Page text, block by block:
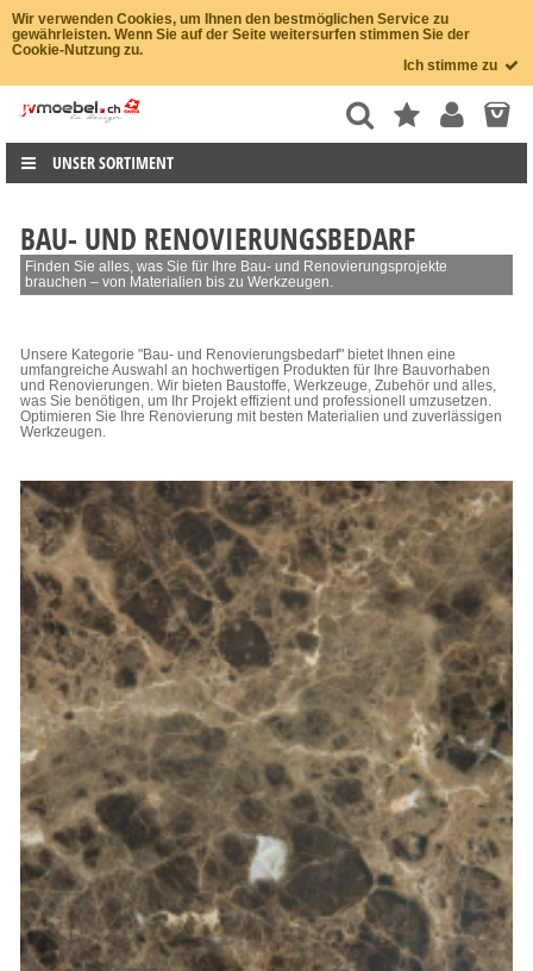
Wir verwenden Cookies, um Ihnen den bestmöglichen Service zu
gewährleisten. Wenn Sie auf der Seite weitersurfen stimmen Sie der
Cookie-Nutzung zu.
Ich stimme zu
UNSER SORTIMENT
BAU- UND RENOVIERUNGSBEDARF
Finden Sie alles, was Sie für Ihre Bau- und Renovierungsprojekte
brauchen – von Materialien bis zu Werkzeugen.
Unsere Kategorie "Bau- und Renovierungsbedarf" bietet Ihnen eine
umfangreiche Auswahl an hochwertigen Produkten für Ihre Bauvorhaben
und Renovierungen. Wir bieten Baustoffe, Werkzeuge, Zubehör und alles,
was Sie benötigen, um Ihr Projekt effizient und professionell umzusetzen.
Optimieren Sie Ihre Renovierung mit besten Materialien und zuverlässigen
Werkzeugen.